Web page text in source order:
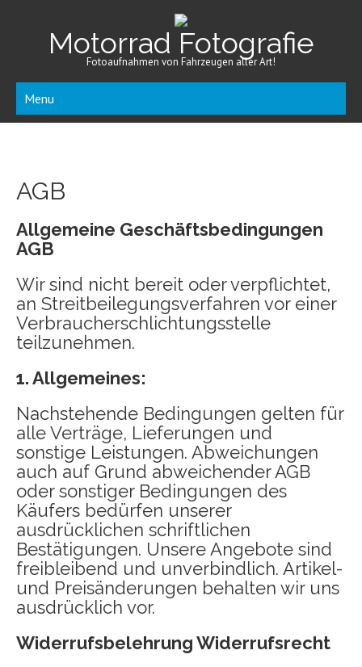
Motorrad Fotografie
Fotoaufnahmen von Fahrzeugen aller Art!
Menu
AGB
Allgemeine Geschäftsbedingungen
AGB
Wir sind nicht bereit oder verpflichtet,
an Streitbeilegungsverfahren vor einer
Verbraucherschlichtungsstelle
teilzunehmen.
1. Allgemeines:
Nachstehende Bedingungen gelten für
alle Verträge, Lieferungen und
sonstige Leistungen. Abweichungen
auch auf Grund abweichender AGB
oder sonstiger Bedingungen des
Käufers bedürfen unserer
ausdrücklichen schriftlichen
Bestätigungen. Unsere Angebote sind
freibleibend und unverbindlich. Artikel-
und Preisänderungen behalten wir uns
ausdrücklich vor.
Widerrufsbelehrung Widerrufsrecht